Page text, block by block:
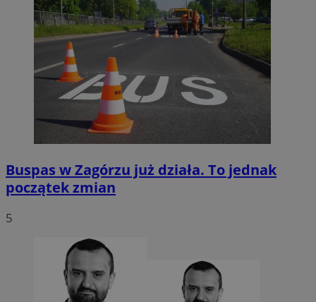
Buspas w Zagórzu już działa. To jednak
początek zmian
5